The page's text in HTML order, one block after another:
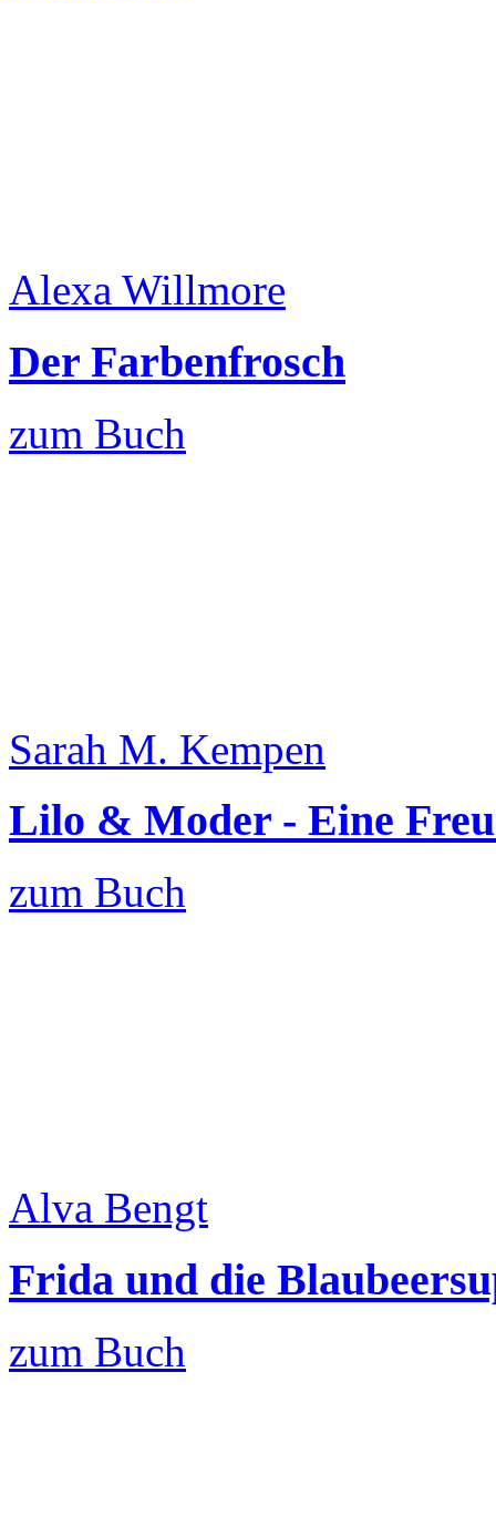
Alexa Willmore
Der Farbenfrosch
zum Buch
Sarah M. Kempen
Lilo & Moder - Eine
zum Buch
Alva Bengt
Frida und die
zum Buch